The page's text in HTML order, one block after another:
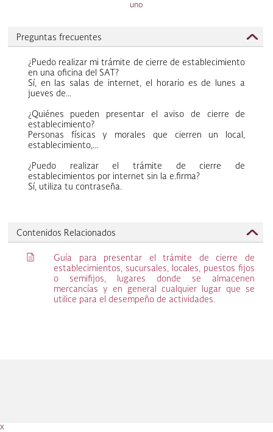
uno
Preguntas frecuentes
¿Puedo realizar mi trámite de cierre de establecimiento
en una oficina del SAT?
Sí, en las salas de internet, el horario es de lunes a
jueves de...
¿Quiénes pueden presentar el aviso de cierre de
establecimiento?
Personas físicas y morales que cierren un local,
establecimiento,...
¿Puedo realizar el trámite de cierre de
establecimientos por internet sin la e.firma?
Sí, utiliza tu contraseña.
Contenidos Relacionados
q
Guía para presentar el trámite de cierre de
establecimientos, sucursales, locales, puestos fijos
o semifijos, lugares donde se almacenen
mercancías y en general cualquier lugar que se
utilice para el desempeño de actividades.
x